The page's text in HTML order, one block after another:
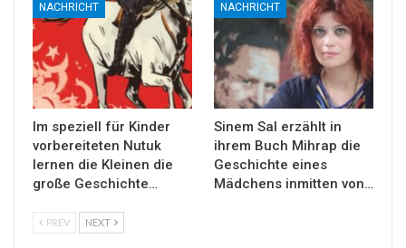
NACHRICHT
Im speziell für Kinder
vorbereiteten Nutuk
lernen die Kleinen die
große Geschichte…
NACHRICHT
Sinem Sal erzählt in
ihrem Buch Mihrap die
Geschichte eines
Mädchens inmitten von…
PREV NEXT